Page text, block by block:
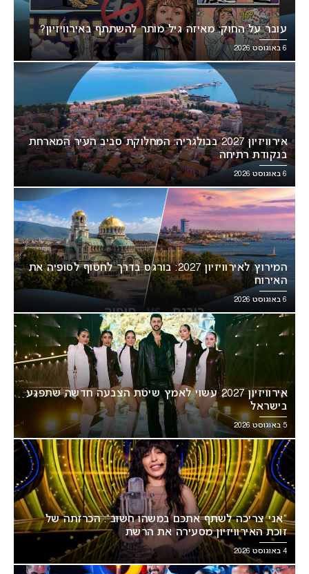
עובר על החוק: מאיזה גיל מותר להשתתף באירוויזיון?
6 באוגוסט 2026
אירוויזיון 2027 בבולגריה: המחלוקת סביב העיר המארחת
בנקודת רתיחה
6 באוגוסט 2026
המירוץ לאירוויזיון 2027: בורגס בדרך לחטוף לסופיה את
האירוח
6 באוגוסט 2026
אירוויזיון 2027 עשוי לאמץ שיטת הצבעה חדשה שתפגע
בישראל
5 באוגוסט 2026
“אני צריכה לשתף אתכם במשהו חשוב”: הכרזתה של
זוכת האירוויזיון מסעירה את הרשת
4 באוגוסט 2026